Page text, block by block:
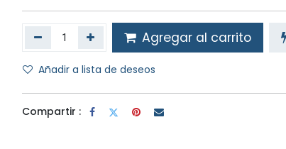
Agregar al carrito
Añadir a lista de deseos
Compartir :